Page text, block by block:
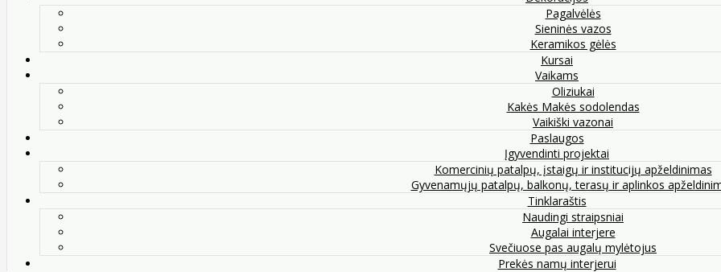
Pagalvėlės
Sieninės vazos
Keramikos gėlės
Kursai
Vaikams
Oliziukai
Kakės Makės sodolendas
Vaikiški vazonai
Paslaugos
Įgyvendinti projektai
Komercinių patalpų, įstaigų ir institucijų apželdinimas
Gyvenamųjų patalpų, balkonų, terasų ir aplinkos
Tinklaraštis
Naudingi straipsniai
Augalai interjere
Svečiuose pas augalų mylėtojus
Prekės namų interjerui